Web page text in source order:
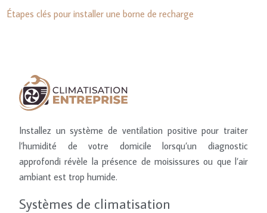
Étapes clés pour installer une borne de recharge
Installez un système de ventilation positive pour traiter
l’humidité de votre domicile lorsqu’un diagnostic
approfondi révèle la présence de moisissures ou que l’air
ambiant est trop humide.
Systèmes de climatisation